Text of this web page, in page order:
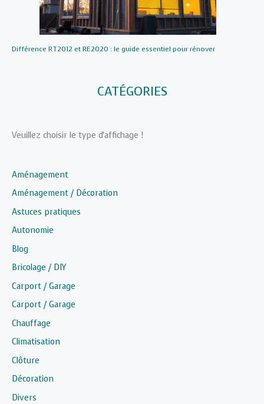
Différence RT2012 et RE2020 : le guide essentiel pour rénover
CATÉGORIES
Veuillez choisir le type d'affichage !
Aménagement
Aménagement / Décoration
Astuces pratiques
Autonomie
Blog
Bricolage / DIY
Carport / Garage
Carport / Garage
Chauffage
Climatisation
Clôture
Décoration
Divers